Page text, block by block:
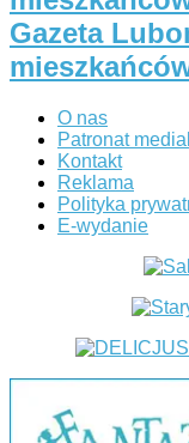
Gazeta
O nas
Patronat
Kontakt
Reklama
Polityka
E-wydanie